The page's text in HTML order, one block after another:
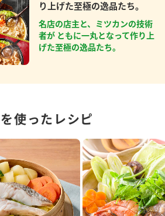
り上げた至極の逸品たち。
名店の店主と、ミツカンの技術
者が ともに一丸となって作り上
げた至極の逸品たち。
使ったレシピ